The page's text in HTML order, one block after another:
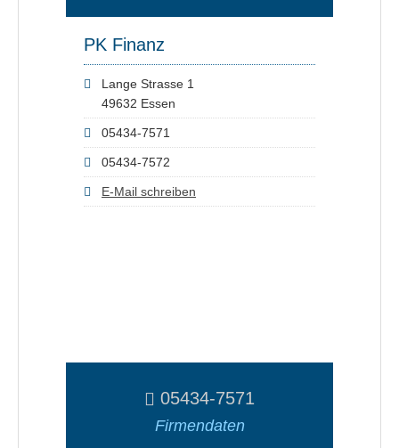
PK Finanz
Lange Strasse 1
49632 Essen
05434-7571
05434-7572
E-Mail schreiben
05434-7571
Firmendaten